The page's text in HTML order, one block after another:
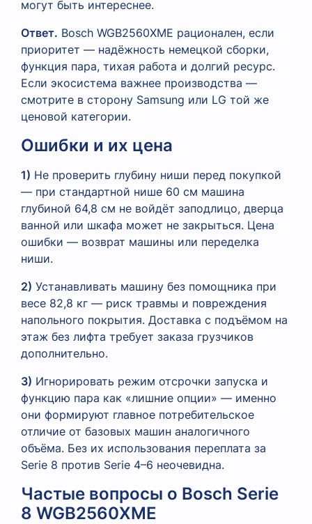
могут быть интереснее.
Ответ. Bosch WGB2560XME рационален, если
приоритет — надёжность немецкой сборки,
функция пара, тихая работа и долгий ресурс.
Если экосистема важнее производства —
смотрите в сторону Samsung или LG той же
ценовой категории.
Ошибки и их цена
1) Не проверить глубину ниши перед покупкой
— при стандартной нише 60 см машина
глубиной 64,8 см не войдёт заподлицо, дверца
ванной или шкафа может не закрыться. Цена
ошибки — возврат машины или переделка
ниши.
2) Устанавливать машину без помощника при
весе 82,8 кг — риск травмы и повреждения
напольного покрытия. Доставка с подъёмом на
этаж без лифта требует заказа грузчиков
дополнительно.
3) Игнорировать режим отсрочки запуска и
функцию пара как «лишние опции» — именно
они формируют главное потребительское
отличие от базовых машин аналогичного
объёма. Без их использования переплата за
Serie 8 против Serie 4–6 неочевидна.
Частые вопросы о Bosch Serie
8 WGB2560XME